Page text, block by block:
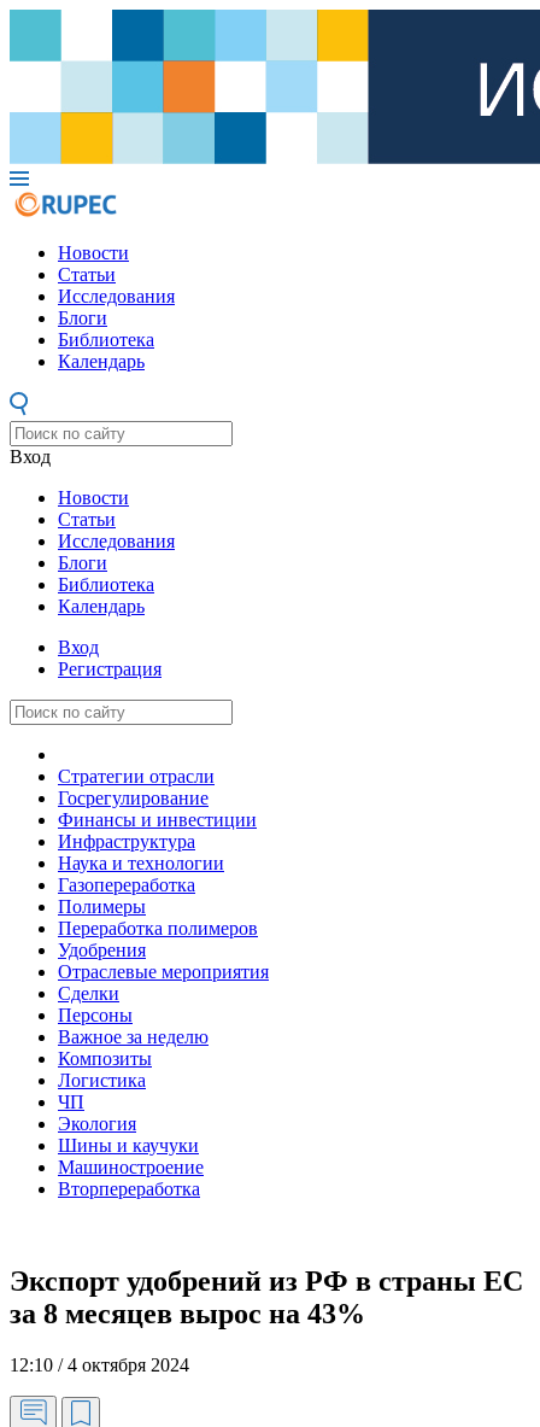
Новости
Статьи
Исследования
Блоги
Библиотека
Календарь
Вход
Новости
Статьи
Исследования
Блоги
Библиотека
Календарь
Вход
Регистрация
Стратегии отрасли
Госрегулирование
Финансы и инвестиции
Инфраструктура
Наука и технологии
Газопереработка
Полимеры
Переработка полимеров
Удобрения
Отраслевые мероприятия
Сделки
Персоны
Важное за неделю
Композиты
Логистика
ЧП
Экология
Шины и каучуки
Машиностроение
Вторпереработка
Экспорт удобрений из РФ в страны ЕС
за 8 месяцев вырос на 43%
12:10 / 4 октября 2024